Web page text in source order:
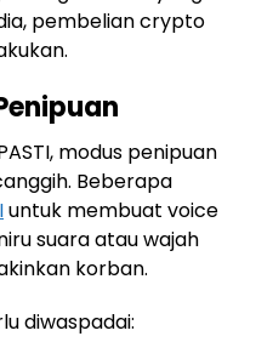
pembelian crypto
modus penipuan
Beberapa
untuk membuat voice
suara atau wajah
korban.
diwaspadai: